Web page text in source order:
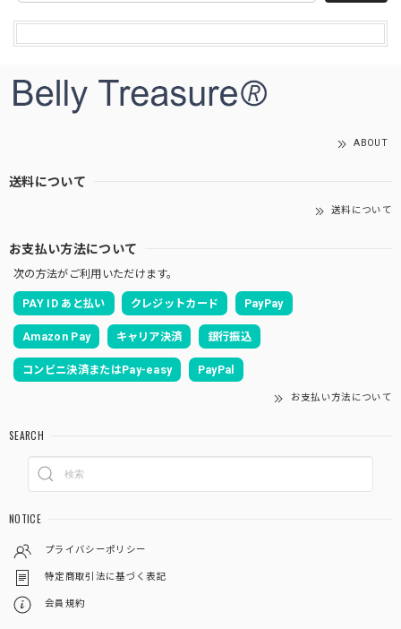
ABOUT
送料について
送料について
お支払い方法について
次の方法がご利用いただけます。
PAY ID あと払い クレジットカード PayPay
Amazon Pay キャリア決済 銀行振込
コンビニ決済またはPay-easy PayPal
お支払い方法について
SEARCH
NOTICE
プライバシーポリシー
特定商取引法に基づく表記
会員規約